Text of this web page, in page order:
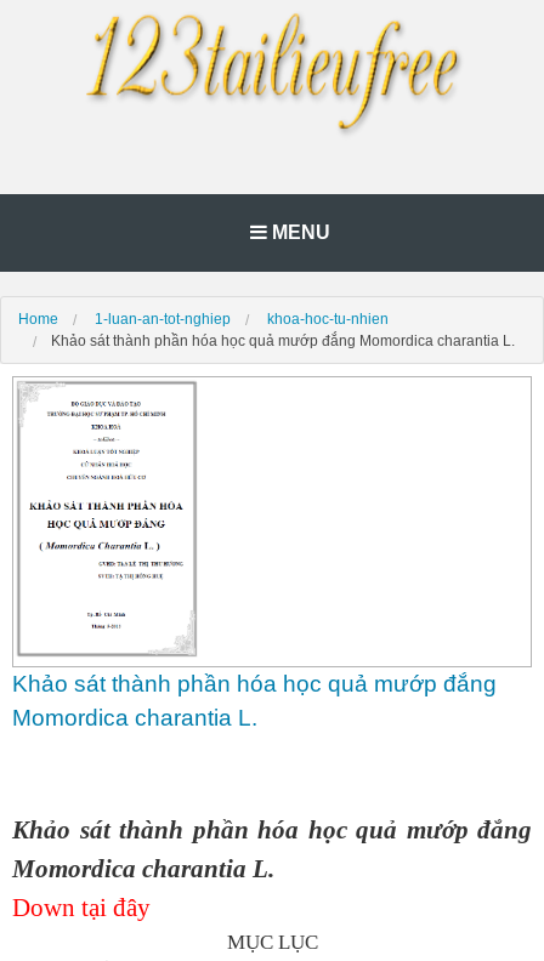
MENU
Home 1-luan-an-tot-nghiep
khoa-hoc-tu-nhien
Khảo sát thành phần hóa học quả mướp đắng Momordica charantia L.
Khảo sát thành phần hóa học quả mướp đắng
Momordica charantia L.
Khảo sát thành phần hóa học quả mướp đắng
Momordica charantia L.
Down tại đây
MỤC LỤC